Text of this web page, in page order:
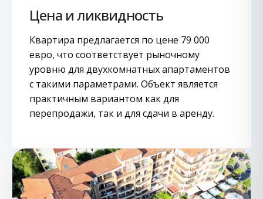
Цена и ликвидность
Квартира предлагается по цене 79 000
евро, что соответствует рыночному
уровню для двухкомнатных апартаментов
с такими параметрами. Объект является
практичным вариантом как для
перепродажи, так и для сдачи в аренду.